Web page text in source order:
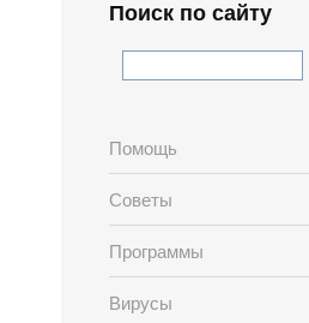
Поиск по сайту
Помощь
Советы
Программы
Вирусы